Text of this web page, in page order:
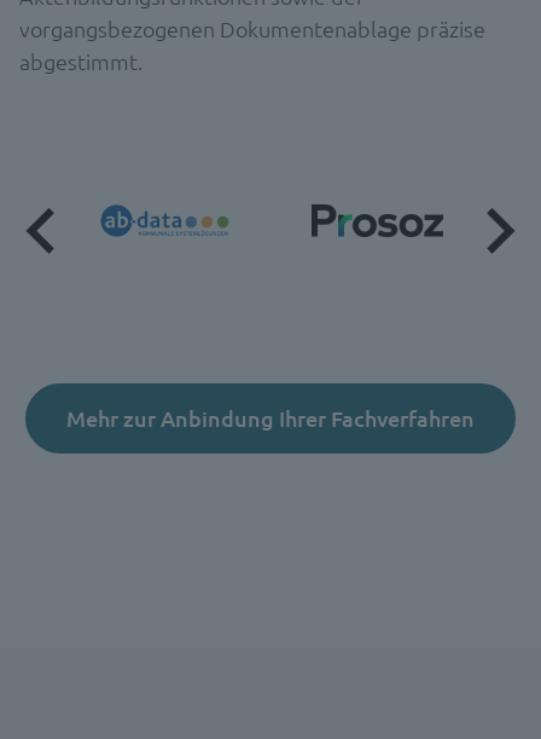
vorgangsbezogenen Dokumentenablage präzise
abgestimmt.
Mehr zur Anbindung Ihrer Fachverfahren